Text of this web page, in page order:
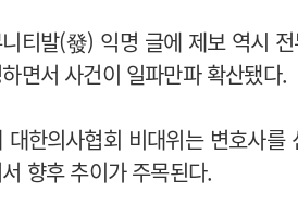
티발(發) 익명 글에 제보 역시
면서 사건이 일파만파 확산됐다.
대한의사협회 비대위는 변호사
향후 추이가 주목된다.